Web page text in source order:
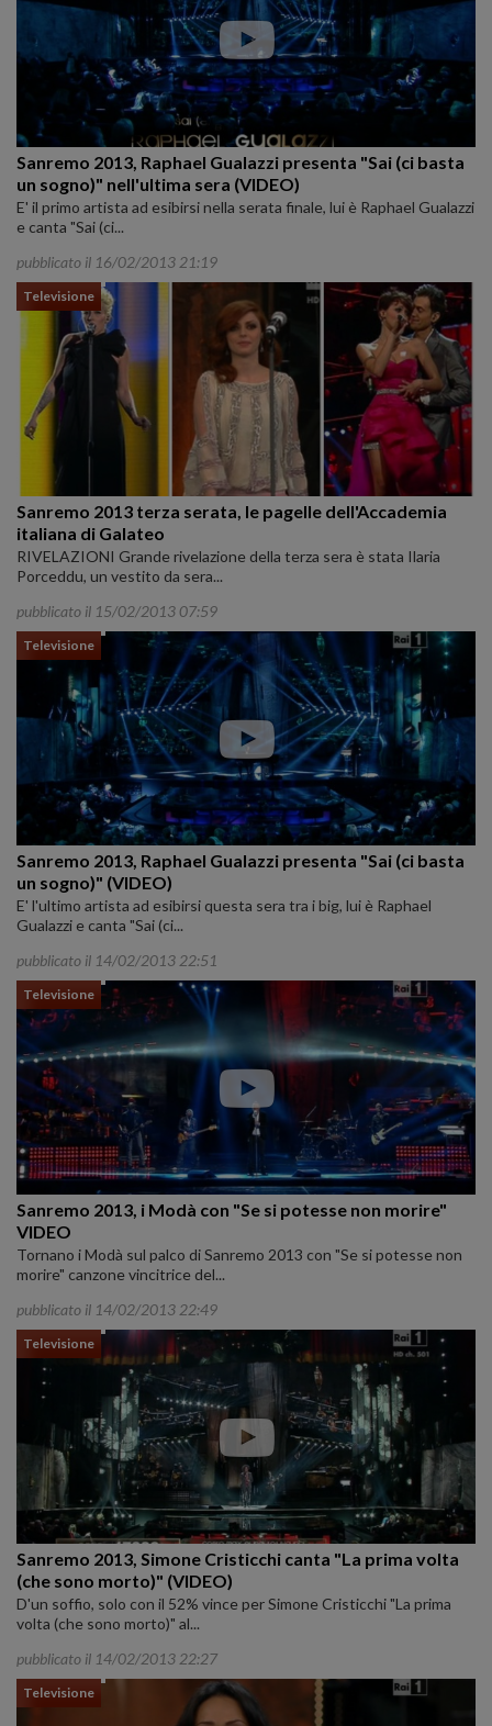
Sanremo 2013, Raphael Gualazzi presenta "Sai (ci basta
un sogno)" nell'ultima sera (VIDEO)
E' il primo artista ad esibirsi nella serata finale, lui è Raphael Gualazzi
e canta "Sai (ci...
pubblicato il 16/02/2013 21:19
Televisione
Sanremo 2013 terza serata, le pagelle dell'Accademia
italiana di Galateo
RIVELAZIONI Grande rivelazione della terza sera è stata Ilaria
Porceddu, un vestito da sera...
pubblicato il 15/02/2013 07:59
Televisione
Sanremo 2013, Raphael Gualazzi presenta "Sai (ci basta
un sogno)" (VIDEO)
E' l'ultimo artista ad esibirsi questa sera tra i big, lui è Raphael
Gualazzi e canta "Sai (ci...
pubblicato il 14/02/2013 22:51
Televisione
Sanremo 2013, i Modà con "Se si potesse non morire"
VIDEO
Tornano i Modà sul palco di Sanremo 2013 con "Se si potesse non
morire" canzone vincitrice del...
pubblicato il 14/02/2013 22:49
Televisione
Sanremo 2013, Simone Cristicchi canta "La prima volta
(che sono morto)" (VIDEO)
D'un soffio, solo con il 52% vince per Simone Cristicchi "La prima
volta (che sono morto)" al...
pubblicato il 14/02/2013 22:27
Televisione